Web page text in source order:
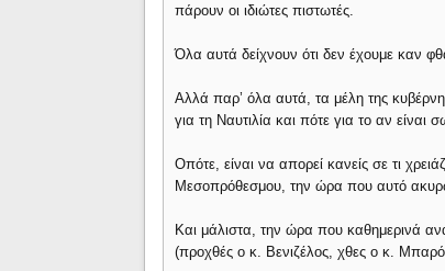
πάρουν οι ιδιώτες πιστωτές.
Όλα αυτά δείχνουν ότι δεν έχουμε καν
Αλλά παρ’ όλα αυτά, τα μέλη της
για τη Ναυτιλία και πότε για το αν είναι
Οπότε, είναι να απορεί κανείς σε τι
Μεσοπρόθεσμου, την ώρα που αυτό
Και μάλιστα, την ώρα που καθημερινά
(προχθές ο κ. Βενιζέλος, χθες ο κ.